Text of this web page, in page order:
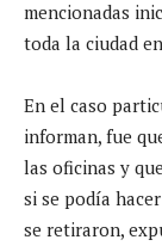
mencionadas
toda la ciudad
En el caso
informan, fue
las oficinas y
si se podía
se retiraron,